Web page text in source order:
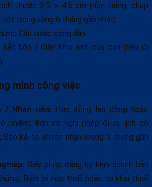
thước 3.5 x 4.5 cm (nền trắng, chụp
nét trong vòng 6 tháng gần nhất).
Căn cước công dân.
kết hôn / Giấy khai sinh của con (nếu đi
minh công việc
/ Nhân viên: Hợp đồng lao động hoặc
nhiệm; Đơn xin nghỉ phép đi du lịch có
kê tài khoản nhận lương 3 tháng gần
Giấy phép đăng ký kinh doanh bản
Biên lai nộp thuế hoặc tờ khai thuế